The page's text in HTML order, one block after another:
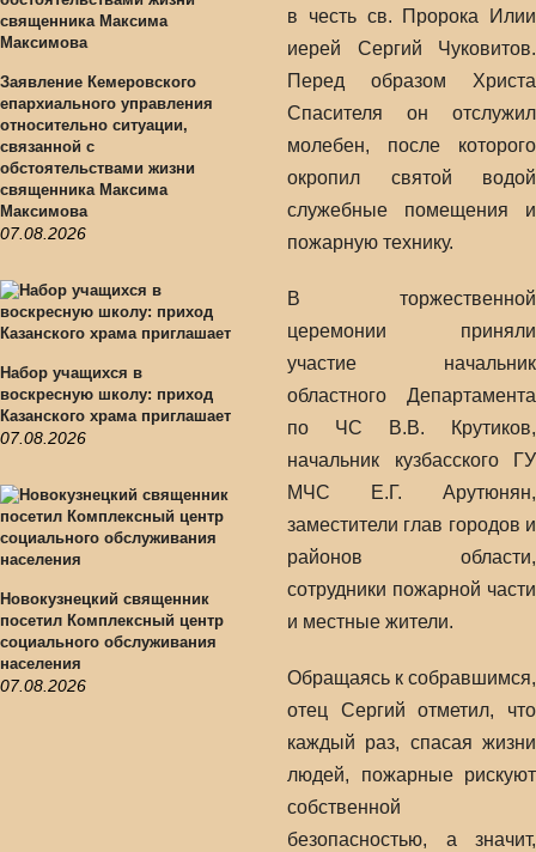
Заявление Кемеровского
епархиального управления
относительно ситуации,
связанной с
обстоятельствами жизни
священника Максима
Максимова
07.08.2026
Набор учащихся в
воскресную школу: приход
Казанского храма приглашает
07.08.2026
Новокузнецкий священник
посетил Комплексный центр
социального обслуживания
населения
07.08.2026
в честь св. Пророка Илии
иерей Сергий Чуковитов.
Перед образом Христа
Спасителя он отслужил
молебен, после которого
окропил святой водой
служебные помещения и
пожарную технику.
В торжественной
церемонии приняли
участие начальник
областного Департамента
по ЧС В.В. Крутиков,
начальник кузбасского ГУ
МЧС Е.Г. Арутюнян,
заместители глав городов и
районов области,
сотрудники пожарной части
и местные жители.
Обращаясь к собравшимся,
отец Сергий отметил, что
каждый раз, спасая жизни
людей, пожарные рискуют
собственной
безопасностью, а значит,